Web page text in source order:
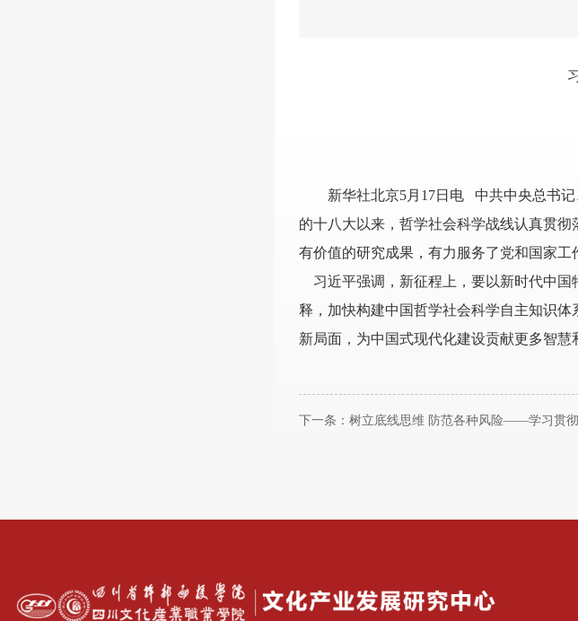
新华社北京5月17日电 中共中央总书
的十八大以来，哲学社会科学战线认真贯
有价值的研究成果，有力服务了党和国家工
习近平强调，新征程上，要以新时代中国
释，加快构建中国哲学社会科学自主知识
新局面，为中国式现代化建设贡献更多智慧
下一条： 树立底线思维 防范各种风险——学习贯